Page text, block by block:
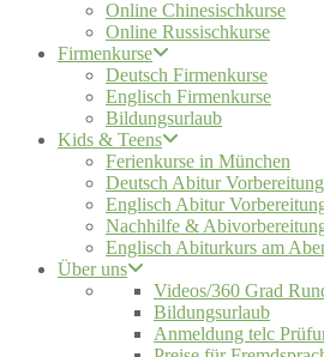
Online Chinesischkurse
Online Russischkurse
Firmenkurse
Deutsch Firmenkurse
Englisch Firmenkurse
Bildungsurlaub
Kids & Teens
Ferienkurse in München
Deutsch Abitur Vorbereitung
Englisch Abitur
Nachhilfe &
Englisch Abiturkurs am
Über uns
Videos/360 Grad
Bildungsurlaub
Anmeldung telc